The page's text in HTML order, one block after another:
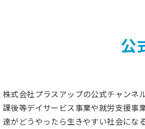
公
株式会社プラスアップの公式チャンネ
課後等デイサービス事業や就労支援事
達がどうやったら生きやすい社会にな